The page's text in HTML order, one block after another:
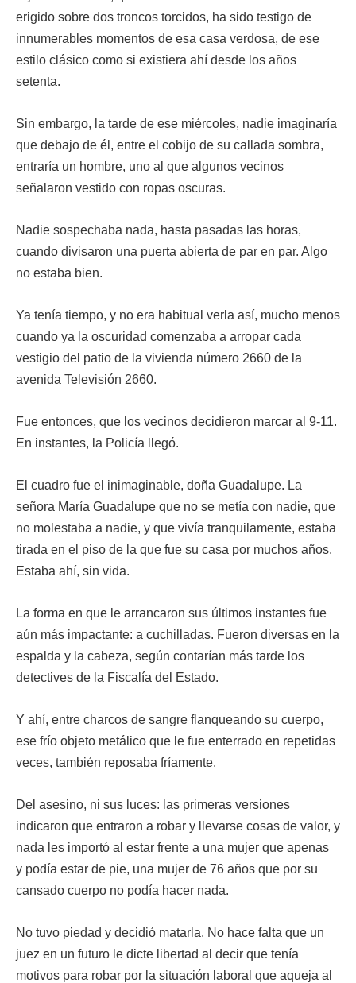
erigido sobre dos troncos torcidos, ha sido testigo de
innumerables momentos de esa casa verdosa, de ese
estilo clásico como si existiera ahí desde los años
setenta.
Sin embargo, la tarde de ese miércoles, nadie imaginaría
que debajo de él, entre el cobijo de su callada sombra,
entraría un hombre, uno al que algunos vecinos
señalaron vestido con ropas oscuras.
Nadie sospechaba nada, hasta pasadas las horas,
cuando divisaron una puerta abierta de par en par. Algo
no estaba bien.
Ya tenía tiempo, y no era habitual verla así, mucho menos
cuando ya la oscuridad comenzaba a arropar cada
vestigio del patio de la vivienda número 2660 de la
avenida Televisión 2660.
Fue entonces, que los vecinos decidieron marcar al 9-11.
En instantes, la Policía llegó.
El cuadro fue el inimaginable, doña Guadalupe. La
señora María Guadalupe que no se metía con nadie, que
no molestaba a nadie, y que vivía tranquilamente, estaba
tirada en el piso de la que fue su casa por muchos años.
Estaba ahí, sin vida.
La forma en que le arrancaron sus últimos instantes fue
aún más impactante: a cuchilladas. Fueron diversas en la
espalda y la cabeza, según contarían más tarde los
detectives de la Fiscalía del Estado.
Y ahí, entre charcos de sangre flanqueando su cuerpo,
ese frío objeto metálico que le fue enterrado en repetidas
veces, también reposaba fríamente.
Del asesino, ni sus luces: las primeras versiones
indicaron que entraron a robar y llevarse cosas de valor, y
nada les importó al estar frente a una mujer que apenas
y podía estar de pie, una mujer de 76 años que por su
cansado cuerpo no podía hacer nada.
No tuvo piedad y decidió matarla. No hace falta que un
juez en un futuro le dicte libertad al decir que tenía
motivos para robar por la situación laboral que aqueja al